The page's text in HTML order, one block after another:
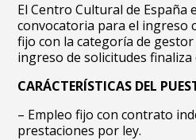
El Centro Cultural de España
convocatoria para el ingreso
fijo con la categoría de
ingreso de solicitudes finaliza
CARÁCTERÍSTICAS DEL
– Empleo fijo con contrato
prestaciones por ley.